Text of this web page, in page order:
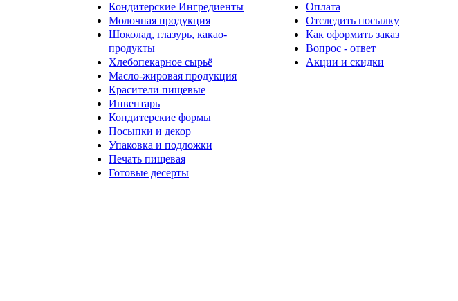
Кондитерские Ингредиенты
Молочная продукция
Шоколад, глазурь, какао-
продукты
Хлебопекарное сырьё
Масло-жировая продукция
Красители пищевые
Инвентарь
Кондитерские формы
Посыпки и декор
Упаковка и подложки
Печать пищевая
Готовые десерты
Оплата
Отследить посылку
Как оформить заказ
Вопрос - ответ
Акции и скидки